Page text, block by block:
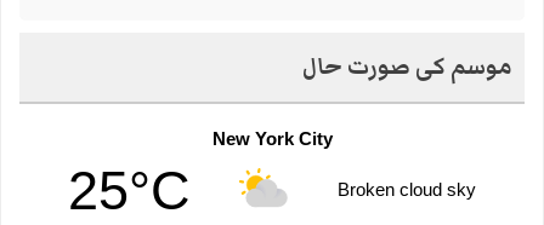
موسم کی صورت حال
New York City
25°C Broken cloud sky